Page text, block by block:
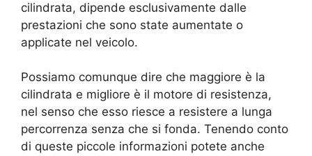
cilindrata, dipende esclusivamente dalle
prestazioni che sono state aumentate o
applicate nel veicolo.
Possiamo comunque dire che maggiore è la
cilindrata e migliore è il motore di resistenza,
nel senso che esso riesce a resistere a lunga
percorrenza senza che si fonda. Tenendo conto
di queste piccole informazioni potete anche